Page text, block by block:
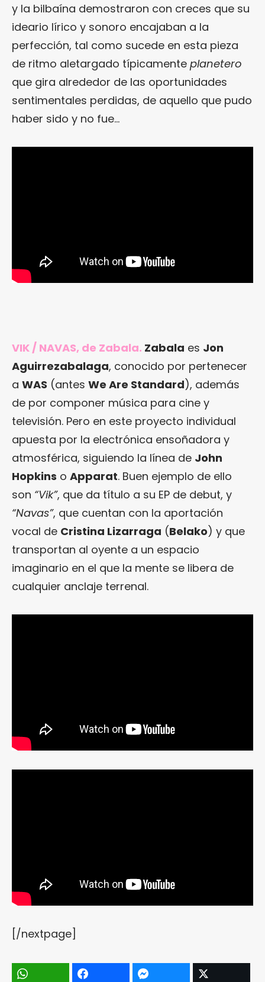
y la bilbaína demostraron con creces que su
ideario lírico y sonoro encajaban a la
perfección, tal como sucede en esta pieza
de ritmo aletargado típicamente planetero
que gira alrededor de las oportunidades
sentimentales perdidas, de aquello que pudo
haber sido y no fue…
VIK / NAVAS, de Zabala. Zabala es Jon
Aguirrezabalaga, conocido por pertenecer
a WAS (antes We Are Standard), además
de por componer música para cine y
televisión. Pero en este proyecto individual
apuesta por la electrónica ensoñadora y
atmosférica, siguiendo la línea de John
Hopkins o Apparat. Buen ejemplo de ello
son “Vik”, que da título a su EP de debut, y
“Navas”, que cuentan con la aportación
vocal de Cristina Lizarraga (Belako) y que
transportan al oyente a un espacio
imaginario en el que la mente se libera de
cualquier anclaje terrenal.
[/nextpage]